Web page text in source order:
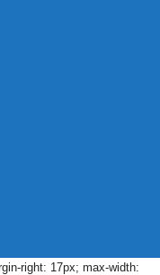
right: 17px; max-width: